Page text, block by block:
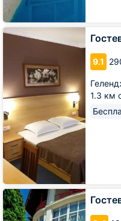
9.1
1.3 км
Гостевой
Гостевой
дом
Богема